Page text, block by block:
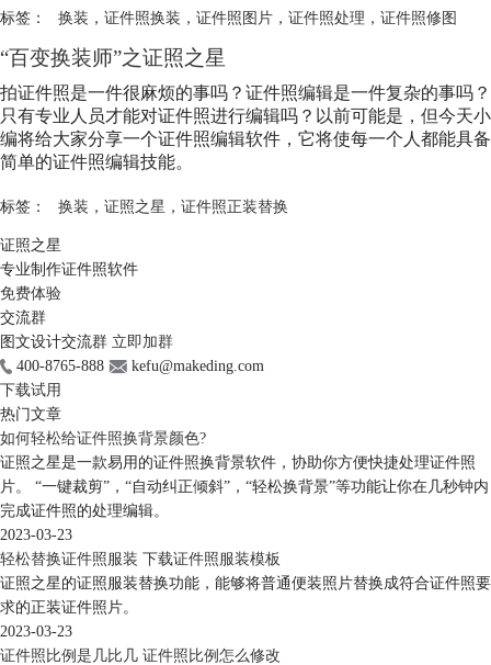
标签： 换装 ， 证件照换装 ， 证件照图片， 证件照处理 ， 证件照修图
“百变换装师”之证照之星
拍证件照是一件很麻烦的事吗？证件照编辑是一件复杂的事吗？
只有专业人员才能对证件照进行编辑吗？以前可能是，但今天小
编将给大家分享一个证件照编辑软件，它将使每一个人都能具备
简单的证件照编辑技能。
标签： 换装 ， 证照之星 ， 证件照正装替换
证照之星
专业制作证件照软件
免费体验
交流群
图文设计交流群 立即加群
400-8765-888
kefu@makeding.com
下载试用
热门文章
如何轻松给证件照换背景颜色?
证照之星是一款易用的证件照换背景软件，协助你方便快捷处理证件照
片。 “一键裁剪”，“自动纠正倾斜”，“轻松换背景”等功能让你在几秒钟内
完成证件照的处理编辑。
2023-03-23
轻松替换证件照服装 下载证件照服装模板
证照之星的证照服装替换功能，能够将普通便装照片替换成符合证件照要
求的正装证件照片。
2023-03-23
证件照比例是几比几 证件照比例怎么修改